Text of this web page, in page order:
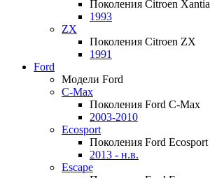
Поколения Citroen Xantia
1993
ZX
Поколения Citroen ZX
1991
Ford
Модели Ford
C-Max
Поколения Ford C-Max
2003-2010
Ecosport
Поколения Ford Ecosport
2013 - н.в.
Escape